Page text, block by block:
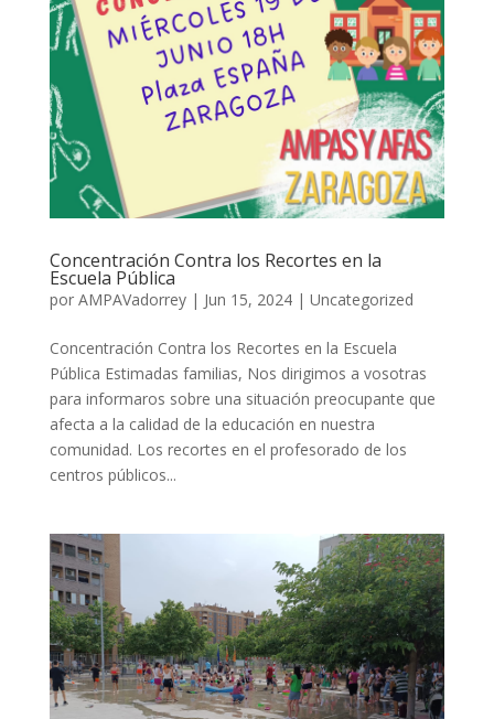
Concentración Contra los Recortes en la
Escuela Pública
por AMPAVadorrey| Jun 15, 2024| Uncategorized
Concentración Contra los Recortes en la Escuela
Pública Estimadas familias, Nos dirigimos a vosotras
para informaros sobre una situación preocupante que
afecta a la calidad de la educación en nuestra
comunidad. Los recortes en el profesorado de los
centros públicos...